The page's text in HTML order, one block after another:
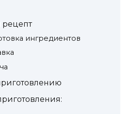
ингредиентов